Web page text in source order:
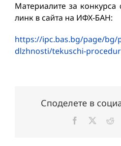
Материалите за конкурса
линк в сайта на ИФХ-БАН:
https://ipc.bas.bg/page/
dlzhnosti/tekuschi-
Споделете в
Facebook